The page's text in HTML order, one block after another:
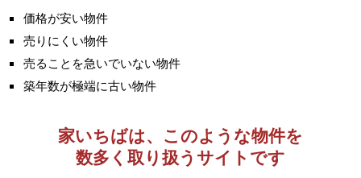
価格が安い物件
売りにくい物件
売ることを急いでいない物件
築年数が極端に古い物件
家いちばは、このような物件を
数多く取り扱うサイトです